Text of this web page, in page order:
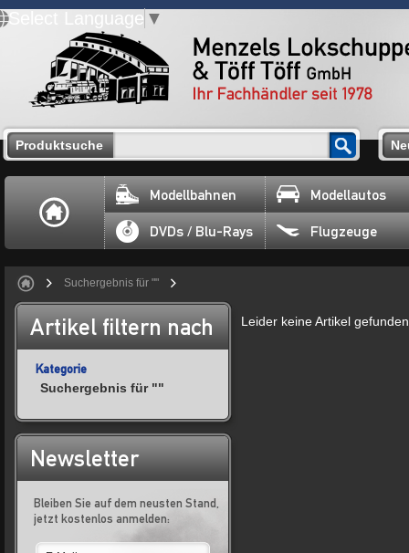
Select Language ▼
Produktsuche
Modellbahnen Modellautos
DVDs / Blu-Rays Flugzeuge
Suchergebnis für ""
Artikel filtern nach
Kategorie
Suchergebnis für ""
Newsletter
Bleiben Sie auf dem neusten Stand,
jetzt kostenlos anmelden:
Leider keine Artikel